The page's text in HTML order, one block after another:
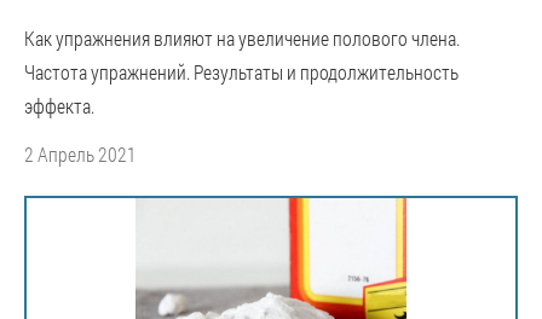
Как упражнения влияют на увеличение полового члена.
Частота упражнений. Результаты и продолжительность
эффекта.
2 Апрель 2021